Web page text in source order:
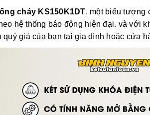
cháy KS150K1DT, một biểu tượng
hệ thống báo động hiện đại. và với
giá của bạn tại gia đình hoặc cửa